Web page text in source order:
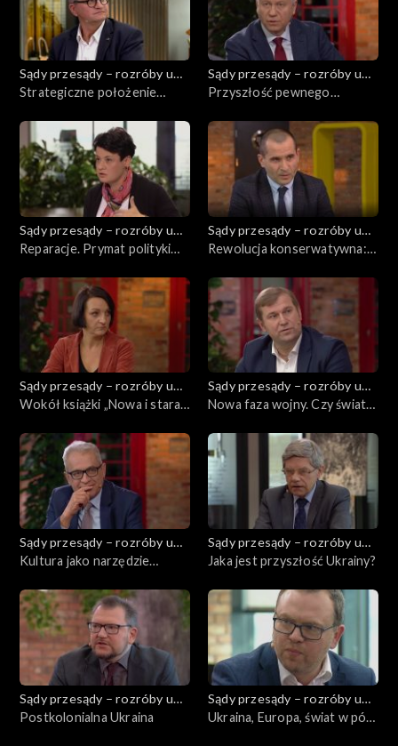
popularnej
Sądy przesądy – rozróby u
Kuby
Strategiczne położenie
Sądy przesądy – rozróby u
Kuby
Przyszłość pewnego
Sądy przesądy – rozróby u
Kuby
Reparacje. Prymat polityki
Sądy przesądy – rozróby u
Kuby
Rewolucja konserwatywna:
Sądy przesądy – rozróby u
Kuby
Wokół książki „Nowa i stara
Himmelfarb
Sądy przesądy – rozróby u
Kuby
Nowa faza wojny. Czy świat
porządku
międzynarodowego po
pokonaniu Rosji?
Sądy przesądy – rozróby u
Kuby
Kultura jako narzędzie
Sądy przesądy – rozróby u
Kuby
Jaka jest przyszłość Ukrainy?
Sądy przesądy – rozróby u
Kuby
Postkolonialna Ukraina
Sądy przesądy – rozróby u
Kuby
Ukraina, Europa, świat w pół